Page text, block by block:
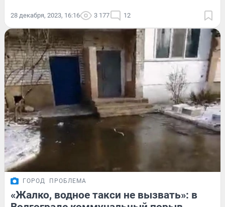
28 декабря, 2023, 16:16 3 177 12
ГОРОД ПРОБЛЕМА
«Жалко, водное такси не вызвать»: в